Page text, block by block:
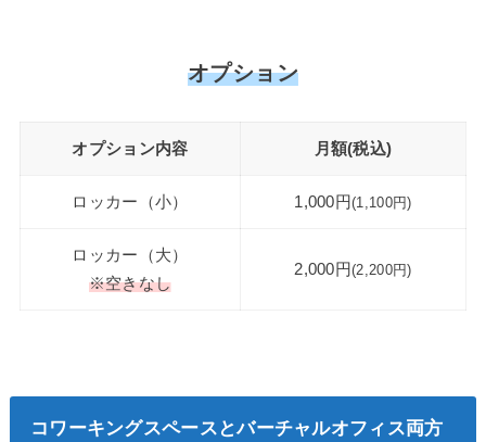
オプション
オプション内容 月額(税込)
ロッカー（⼩） 1,000円(1,100円)
ロッカー（⼤）
※空きなし
2,000円(2,200円)
コワーキングスペースとバーチャルオフィス両方